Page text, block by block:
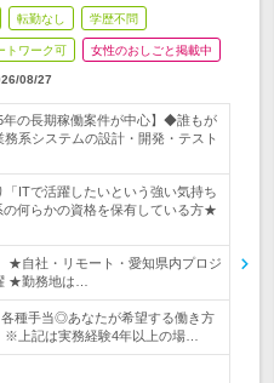
転勤なし 学歴不問
トワーク可 女性のおしごと掲載中
08/27
年の長期稼働案件が中心】◆誰もが
系システムの設計・開発・テスト
ITで活躍したいという強い気持ち
何らかの資格を保有している方★
★自社・リモート・愛知県内プロジ
★勤務地は…
種手当◎あなたが希望する働き方
※上記は実務経験4年以上の場…